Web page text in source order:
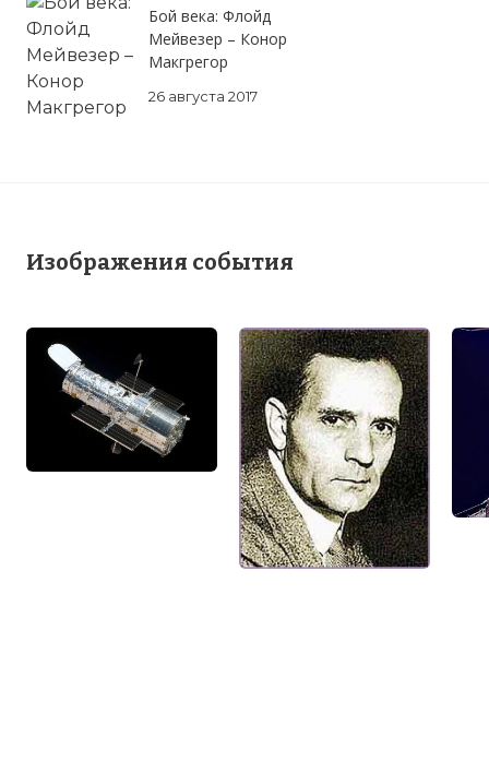
Бой века: Флойд
Мейвезер – Конор
Макгрегор
26 августа 2017
Изображения события